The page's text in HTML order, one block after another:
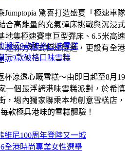
Jumptopia 驚喜打造盛夏「極速車隊
合高能量的充氣彈床挑戰與沉浸式
地集極速賽車巨型彈床、6.5米高速
迷你方程式極速隧道，更設有全港
...
玩9款破格口味雪糕
杯涼透心嘅雪糕～由即日起至8月19
一個最浮誇港味雪糕派對，於希慎
，場內獨家聯乘本地創意雪糕店，
款極具港味的雪糕體驗！